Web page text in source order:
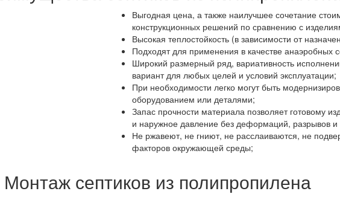
Выгодная цена, а также наилучшее сочетание
конструкционных решений по сравнению с
Высокая теплостойкость (в зависимости от
Подходят для применения в качестве анаэробных
Широкий размерный ряд, вариативность
вариант для любых целей и условий эксплуатации;
При необходимости легко могут быть
оборудованием или деталями;
Запас прочности материала позволяет готовому
и наружное давление без деформаций, разрывов
Не ржавеют, не гниют, не расслаиваются, не
факторов окружающей среды;
Монтаж септиков из полипропилена